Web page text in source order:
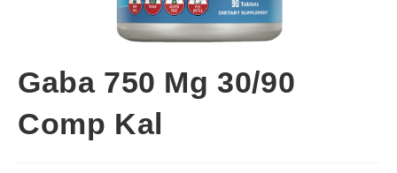
Gaba 750 Mg 30/90
Comp Kal